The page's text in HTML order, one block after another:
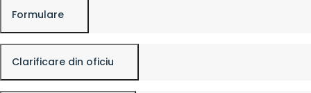
Formulare
Clarificare din oficiu